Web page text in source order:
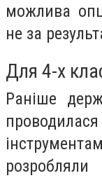
можлива
не за
Для 4-х
Раніше